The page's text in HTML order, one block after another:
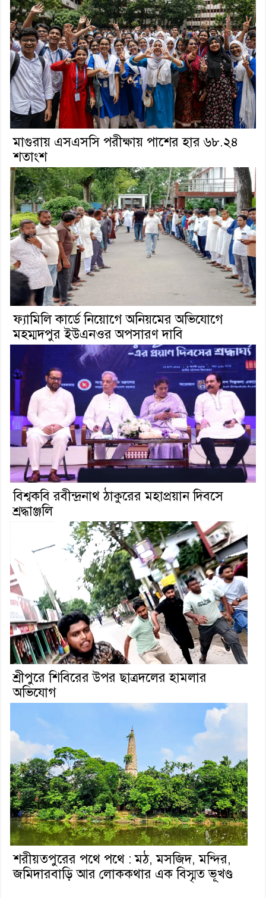
মাগুরায় এসএসসি পরীক্ষায় পাশের হার ৬৮.২৪
শতাংশ
ফ্যামিলি কার্ডে নিয়োগে অনিয়মের অভিযোগে
মহম্মদপুর ইউএনওর অপসারণ দাবি
বিশ্বকবি রবীন্দ্রনাথ ঠাকুরের মহাপ্রয়ান দিবসে
শ্রদ্ধাঞ্জলি
শ্রীপুরে শিবিরের উপর ছাত্রদলের হামলার
অভিযোগ
শরীয়তপুরের পথে পথে : মঠ, মসজিদ, মন্দির,
জমিদারবাড়ি আর লোককথার এক বিস্মৃত ভূখণ্ড